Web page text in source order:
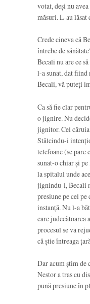
votat, deși nu
măsuri. L-au lăsat
Crede cineva că
întrebe de
Becali nu are ce
l-a sunat, dat
Becali, vă puteți
Ca să fie clar
o jignire. Nu
jignitor. Cel
Stâlcindu-i
telefoane (se pare
sunat-o chiar și
la spitalul unde
jignindu-l, Becali
presiune pe cel
instanță. Nu l-a
care judecătoarea
procesul se va
că știe întreaga
Dar acum știm de
Nestor a tras cu
pună presiune în